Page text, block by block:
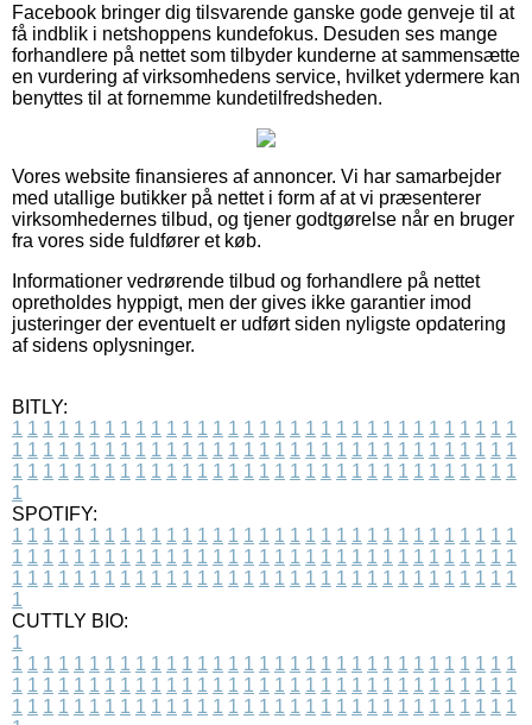
Facebook bringer dig tilsvarende ganske gode genveje til at
få indblik i netshoppens kundefokus. Desuden ses mange
forhandlere på nettet som tilbyder kunderne at sammensætte
en vurdering af virksomhedens service, hvilket ydermere kan
benyttes til at fornemme kundetilfredsheden.
Vores website finansieres af annoncer. Vi har samarbejder
med utallige butikker på nettet i form af at vi præsenterer
virksomhedernes tilbud, og tjener godtgørelse når en bruger
fra vores side fuldfører et køb.
Informationer vedrørende tilbud og forhandlere på nettet
opretholdes hyppigt, men der gives ikke garantier imod
justeringer der eventuelt er udført siden nyligste opdatering
af sidens oplysninger.
BITLY:
1 1 1 1 1 1 1 1 1 1 1 1 1 1 1 1 1 1 1 1 1 1 1 1 1 1 1 1 1 1 1 1 1
1 1 1 1 1 1 1 1 1 1 1 1 1 1 1 1 1 1 1 1 1 1 1 1 1 1 1 1 1 1 1 1 1
1 1 1 1 1 1 1 1 1 1 1 1 1 1 1 1 1 1 1 1 1 1 1 1 1 1 1 1 1 1 1 1 1
1
SPOTIFY:
1 1 1 1 1 1 1 1 1 1 1 1 1 1 1 1 1 1 1 1 1 1 1 1 1 1 1 1 1 1 1 1 1
1 1 1 1 1 1 1 1 1 1 1 1 1 1 1 1 1 1 1 1 1 1 1 1 1 1 1 1 1 1 1 1 1
1 1 1 1 1 1 1 1 1 1 1 1 1 1 1 1 1 1 1 1 1 1 1 1 1 1 1 1 1 1 1 1 1
1
CUTTLY BIO:
1
1 1 1 1 1 1 1 1 1 1 1 1 1 1 1 1 1 1 1 1 1 1 1 1 1 1 1 1 1 1 1 1 1
1 1 1 1 1 1 1 1 1 1 1 1 1 1 1 1 1 1 1 1 1 1 1 1 1 1 1 1 1 1 1 1 1
1 1 1 1 1 1 1 1 1 1 1 1 1 1 1 1 1 1 1 1 1 1 1 1 1 1 1 1 1 1 1 1 1